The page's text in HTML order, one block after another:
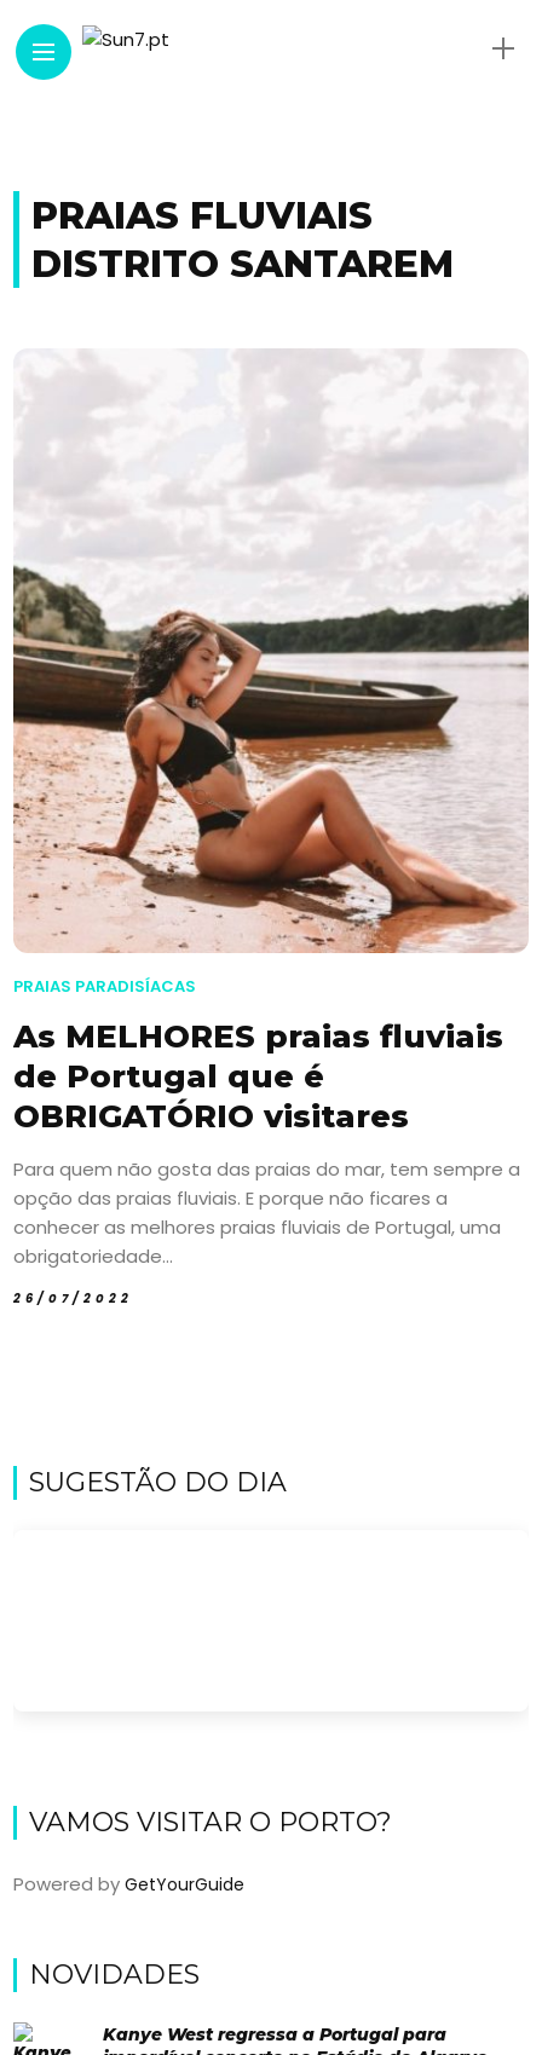
dormir?
PRAIAS FLUVIAIS
DISTRITO SANTAREM
PRAIAS PARADISÍACAS
As MELHORES praias fluviais
de Portugal que é
OBRIGATÓRIO visitares
Para quem não gosta das praias do mar, tem sempre a
opção das praias fluviais. E porque não ficares a
conhecer as melhores praias fluviais de Portugal, uma
obrigatoriedade...
26/07/2022
SUGESTÃO DO DIA
VAMOS VISITAR O PORTO?
Powered byGetYourGuide
NOVIDADES
Kanye West regressa a Portugal para